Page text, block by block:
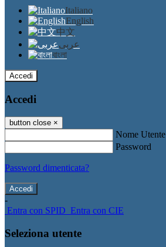
Italiano
English
中文
عربى
বাংলা
Accedi
Accedi
button close ×
Nome Utente
Password
Password dimenticata?
-
Entra con SPID Entra con CIE
Seleziona utente